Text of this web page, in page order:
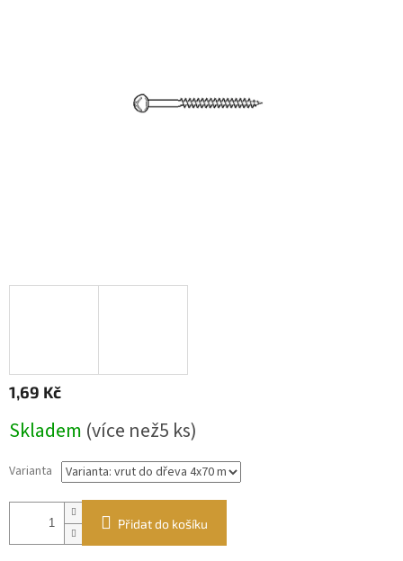
1,69 Kč
cena:
Skladem (více než5 ks)
Varianta
Přidat do košíku